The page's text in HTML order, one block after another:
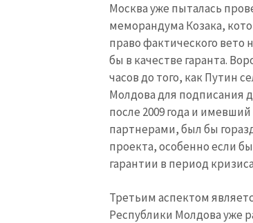
Москва уже пыталась
меморандума Козака,
право фактического
бы в качестве гаранта.
часов до того, как Путин
Молдова для подписания
после 2009 года и
партнерами, был бы
проекта, особенно если
гарантии в период
Третьим аспектом
Республики Молдова уже